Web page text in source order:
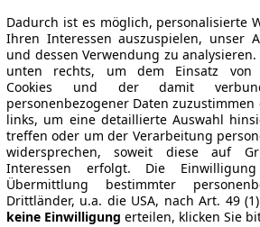
Dadurch ist es möglich, personalisierte
Ihren Interessen auszuspielen, unser
und dessen Verwendung zu
unten rechts, um dem Einsatz von
Cookies und der damit
personenbezogener Daten
links, um eine detaillierte Auswahl
treffen oder um der Verarbeitung
widersprechen, soweit diese auf
Interessen erfolgt. Die
Übermittlung bestimmter
Drittländer, u.a. die USA, nach Art. 49 (1)
keine Einwilligung erteilen, klicken Sie